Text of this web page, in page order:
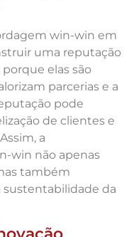
win-win em
uma reputação
elas são
parcerias e a
pode
de clientes e
a
win não apenas
também
sustentabilidade da